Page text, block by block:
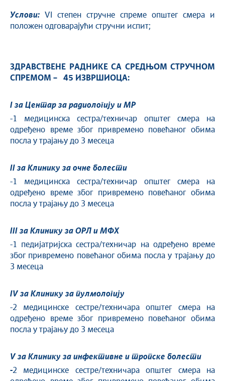
Услови: VI степен стручне спреме општег смера и
положен одговарајући стручни испит;
ЗДРАВСТВЕНЕ РАДНИКЕ СА СРЕДЊОМ СТРУЧНОМ
СПРЕМОМ – 45 ИЗВРШИОЦА:
I за Центар за радиологију и МР
-1 медицинска сестра/техничар општег смера на
одређено време због привремено повећаног обима
посла у трајању до 3 месеца
II за Клинику за очне болести
-1 медицинска сестра/техничар општег смера на
одређено време због привремено повећаног обима
посла у трајању до 3 месеца
III за Клинику за ОРЛ и МФХ
-1 педијатријска сестра/техничар на одређено време
због привремено повећаног обима посла у трајању до
3 месеца
IV за Клинику за пулмологију
-2 медицинске сестре/техничара општег смера на
одређено време због привремено повећаног обима
посла у трајању до 3 месеца
V за Клинику за инфективне и тропске болести
-2 медицинске сестре/техничара општег смера на